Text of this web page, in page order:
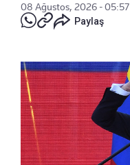
08 Ağustos, 2026 - 05:57
Paylaş